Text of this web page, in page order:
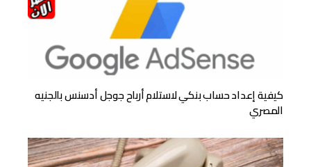
كيفية إعداد حساب بنكي لاستلام أرباح جوجل أدسنس بالجنيه
المصري